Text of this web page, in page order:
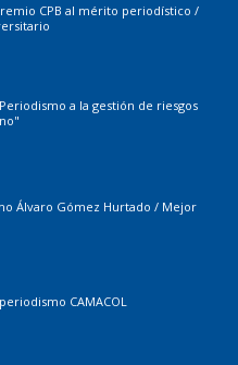
CPB al mérito periodístico /
a la gestión de riesgos
Álvaro Gómez Hurtado / Mejor
CAMACOL